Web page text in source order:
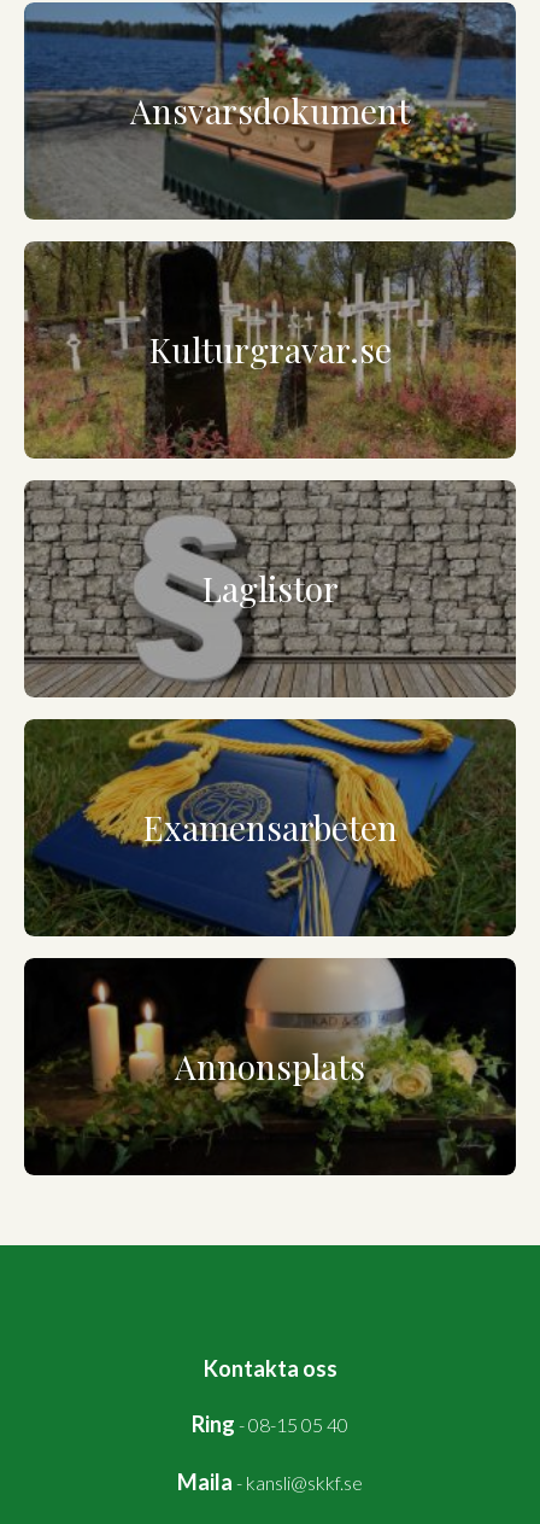
Ansvarsdokument
Kulturgravar.se
Laglistor
Examensarbeten
Annonsplats
Kontakta oss
Ring -08-15 05 40
Maila - kansli@skkf.se